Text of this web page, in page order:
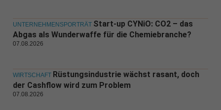
UNTERNEHMENSPORTRÄT Start-up CYNiO: CO2 – das
Abgas als Wunderwaffe für die Chemiebranche?
07.08.2026
WIRTSCHAFT Rüstungsindustrie wächst rasant, doch
der Cashflow wird zum Problem
07.08.2026